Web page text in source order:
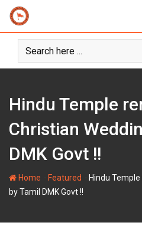
Skip
content
Hindu Temple
Christian
DMK Govt !!
Home Featured
Hindu
by Tamil DMK Govt !!